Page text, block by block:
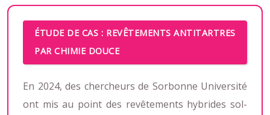
ÉTUDE DE CAS : REVÊTEMENTS ANTITARTRES
PAR CHIMIE DOUCE
En 2024, des chercheurs de Sorbonne Université
ont mis au point des revêtements hybrides sol-